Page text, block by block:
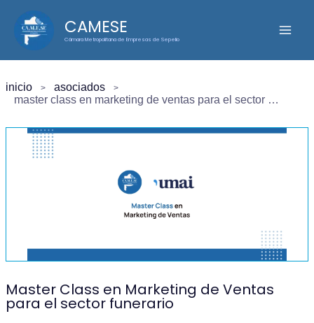
contenido
CAMESE
Cámara Metropolitana de Empresas de Sepelio
inicio
asociados
master class en marketing de ventas para el sector funerario
Master Class en Marketing de Ventas
para el sector funerario